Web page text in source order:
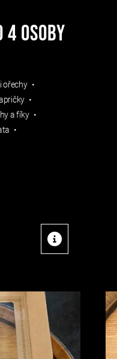
4 osoby
ořechy
a fíky